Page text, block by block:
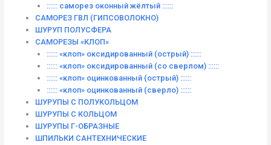
:::::: саморез оконный жёлтый ::::::
САМОРЕЗ ГВЛ (ГИПСОВОЛОКНО)
ШУРУП ПОЛУСФЕРА
САМОРЕЗЫ «КЛОП»
:::::: «клоп» оксидированный (острый) ::::::
:::::: «клоп» оксидированный (со сверлом) ::::::
:::::: «клоп» оцинкованный (острый) ::::::
:::::: «клоп» оцинкованный (сверло) ::::::
ШУРУПЫ С ПОЛУКОЛЬЦОМ
ШУРУПЫ С КОЛЬЦОМ
ШУРУПЫ Г-ОБРАЗНЫЕ
ШПИЛЬКИ САНТЕХНИЧЕСКИЕ